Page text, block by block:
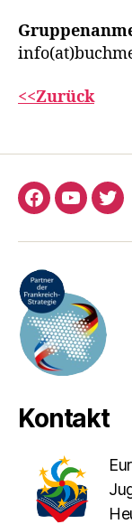
<<Zurück
Facebook
YouTube
Kontakt